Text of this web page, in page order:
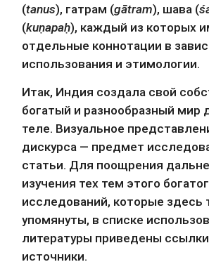
(tanus), гатрам (gātram), шава (
(kuṇapaḥ), каждый из которых
отдельные коннотации в
использования и этимологии.
Итак, Индия создала свой
богатый и разнообразный мир
теле. Визуальное
дискурса — предмет
статьи. Для поощрения
изучения тех тем этого
исследований, которые здесь
упомянуты, в списке
литературы приведены
источники.